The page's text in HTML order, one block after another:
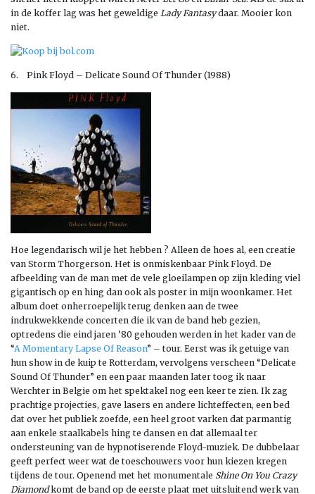
in de koffer lag was het geweldige Lady Fantasydaar. Mooier kon
niet.
6. Pink Floyd – Delicate Sound Of Thunder (1988)
Hoe legendarisch wil je het hebben ? Alleen de hoes al, een creatie
van Storm Thorgerson. Het is onmiskenbaar Pink Floyd. De
afbeelding van de man met de vele gloeilampen op zijn kleding viel
gigantisch op en hing dan ook als poster in mijn woonkamer. Het
album doet onherroepelijk terug denken aan de twee
indrukwekkende concerten die ik van de band heb gezien,
optredens die eind jaren ’80 gehouden werden in het kader van de
“A Momentary Lapse Of Reason” – tour. Eerst was ik getuige van
hun show in de kuip te Rotterdam, vervolgens verscheen “Delicate
Sound Of Thunder” en een paar maanden later toog ik naar
Werchter in Belgie om het spektakel nog een keer te zien. Ik zag
prachtige projecties, gave lasers en andere lichteffecten, een bed
dat over het publiek zoefde, een heel groot varken dat parmantig
aan enkele staalkabels hing te dansen en dat allemaal ter
ondersteuning van de hypnotiserende Floyd-muziek. De dubbelaar
geeft perfect weer wat de toeschouwers voor hun kiezen kregen
tijdens de tour. Openend met het monumentale Shine On You Crazy
Diamondkomt de band op de eerste plaat met uitsluitend werk van